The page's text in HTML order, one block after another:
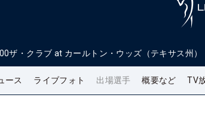
ザ・クラブ at カールトン・ウッズ（テキサス州）
ース ライブフォト 出場選手 概要など TV